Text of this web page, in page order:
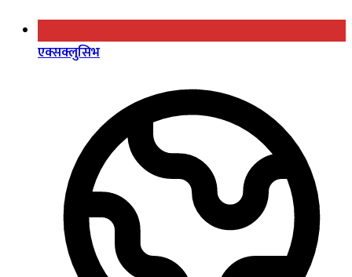
एक्सक्लुसिभ